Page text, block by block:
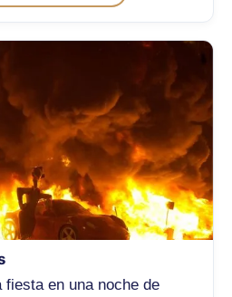
fiesta en una noche de